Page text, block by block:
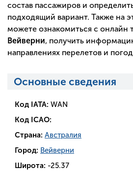
состав пассажиров и
подходящий вариант. Также на
можете ознакомиться с онлайн
Вейверни, получить
направлениях перелетов и
Основные сведения
Код IATA: WAN
Код ICAO:
Страна: Австралия
Город: Вейверни
Широта: -25.37